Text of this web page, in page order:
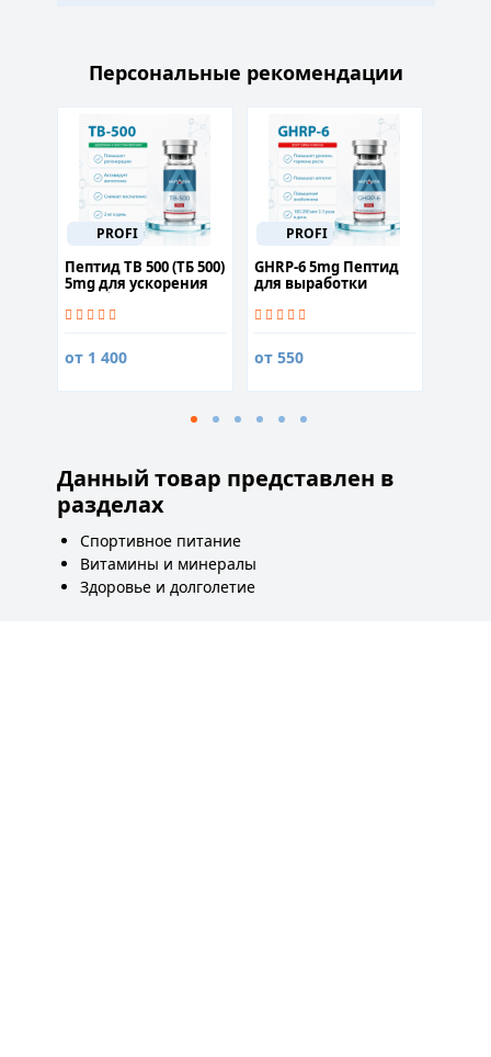
Персональные рекомендации
PROFI
Пептид TB 500 (ТБ 500)
5mg для ускорения
метаболизма
от 1 400
PROFI
GHRP-6 5mg Пептид
для выработки
от 550
Данный товар представлен в
разделах
Спортивное питание
Витамины и минералы
Здоровье и долголетие